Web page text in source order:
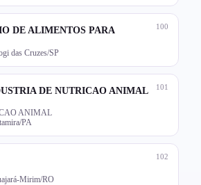
100
DE ALIMENTOS PARA
das Cruzes/SP
101
DE NUTRICAO ANIMAL
ANIMAL
PA
102
Mirim/RO